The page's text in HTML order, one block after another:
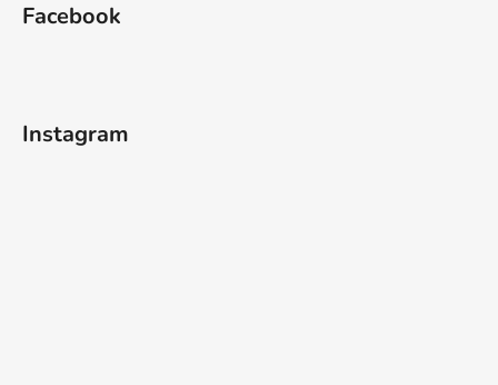
Facebook
Instagram